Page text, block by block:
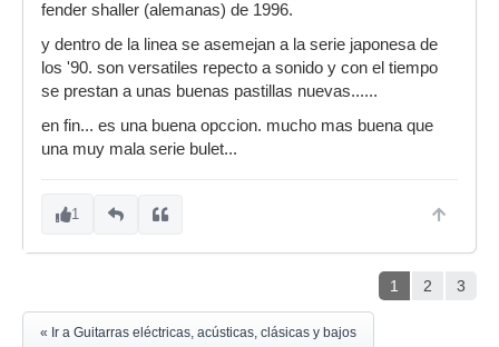
fender shaller (alemanas) de 1996.
y dentro de la linea se asemejan a la serie japonesa de
los '90. son versatiles repecto a sonido y con el tiempo
se prestan a unas buenas pastillas nuevas......
en fin... es una buena opccion. mucho mas buena que
una muy mala serie bulet...
1
1 2 3
« Ir a Guitarras eléctricas, acústicas, clásicas y bajos